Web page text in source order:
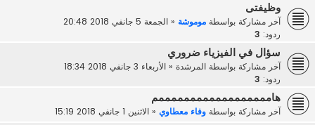
وظيفتى
آخر مشاركة بواسطة موموشة« الجمعة 5 جانفي 2018 20:48
ردود: 3
سؤال في الفيزياء ضروري
آخر مشاركة بواسطة المرشدة« الأربعاء 3 جانفي 2018 18:34
ردود: 3
هاممممممممممممممممممم
آخر مشاركة بواسطة وفاء معطاوي« الاثنين 1 جانفي 2018 15:19